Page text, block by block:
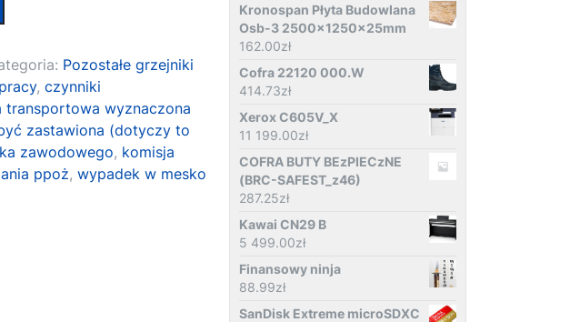
Pozostałe grzejniki
,czynniki
transportowa wyznaczona
zastawiona (dotyczy to
zawodowego, komisja
ppoż,wypadek w mesko
Kronospan Płyta Budowlana
Osb-3 2500x1250x25mm
162.00zł
Cofra 22120 000.W
414.73zł
Xerox C605V_X
11 199.00zł
COFRA BUTY BEzPIECzNE
(BRC-SAFEST_z46)
287.25zł
Kawai CN29 B
5 499.00zł
Finansowy ninja
88.99zł
SanDisk Extreme microSDXC